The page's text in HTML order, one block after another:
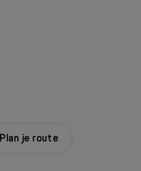
Plan je route